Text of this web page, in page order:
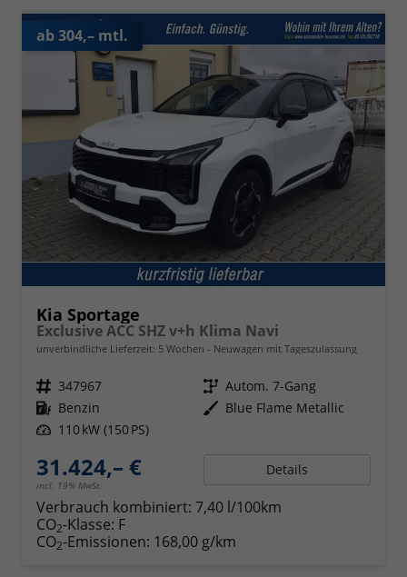
ab 304,– mtl.
Kia Sportage
Exclusive ACC SHZ v+h Klima Navi
unverbindliche Lieferzeit: 5 Wochen Neuwagen mit Tageszulassung
Fahrzeugnr. 347967 Getriebe Autom. 7-Gang
Kraftstoff Benzin Außenfarbe Blue Flame Metallic
Leistung 110 kW (150 PS)
31.424,– €
incl. 19% MwSt.
Details
Verbrauch kombiniert: 7,40 l/100km
CO2-Klasse: F
CO2-Emissionen: 168,00 g/km